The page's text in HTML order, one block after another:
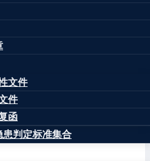
文件
件
函
判定标准集合
3至6月受理审查逮捕危险
安全生产类犯罪的
化趋势。
营、煤矿、道路交通等领
城市建筑安全领域的重大
2020年福建欣佳酒店坍塌
野赛事故，均造成20余人